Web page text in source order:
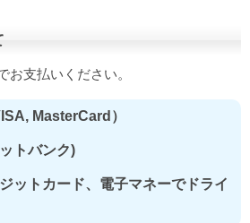
お支払いください。
MasterCard）
トバンク)
ットカード、電子マネーでドライ